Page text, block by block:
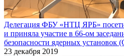
Делегация ФБУ «НТЦ ЯРБ»
и приняла участие в 66-ом
безопасности ядерных установок
23 декабря 2019